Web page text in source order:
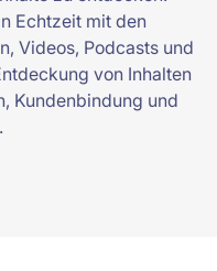
Echtzeit mit den
Videos, Podcasts und
von Inhalten
Kundenbindung und